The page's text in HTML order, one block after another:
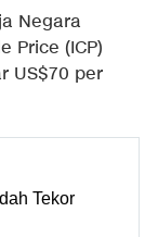
Negara
Price (ICP)
US$70 per
Tekor